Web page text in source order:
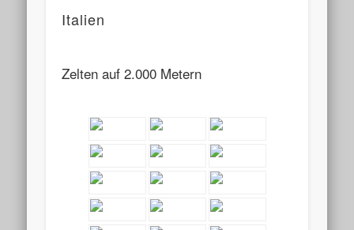
Italien
Zelten auf 2.000 Metern